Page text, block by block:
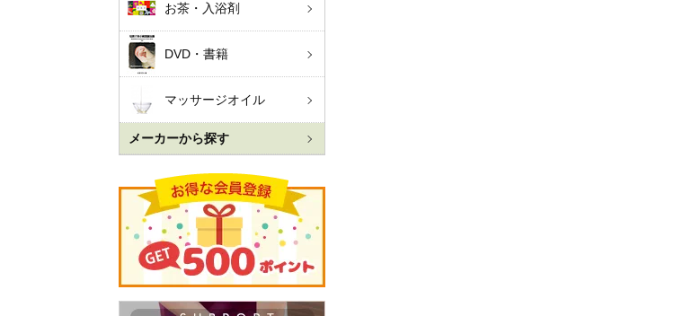
お茶・入浴剤
DVD・書籍
マッサージオイル
メーカーから探す